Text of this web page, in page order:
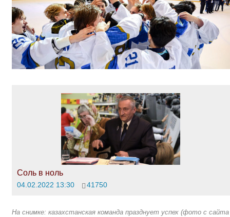
Соль в ноль
04.02.2022 13:30 41750
На снимке: казахстанская команда празднует успех (фото с сайта